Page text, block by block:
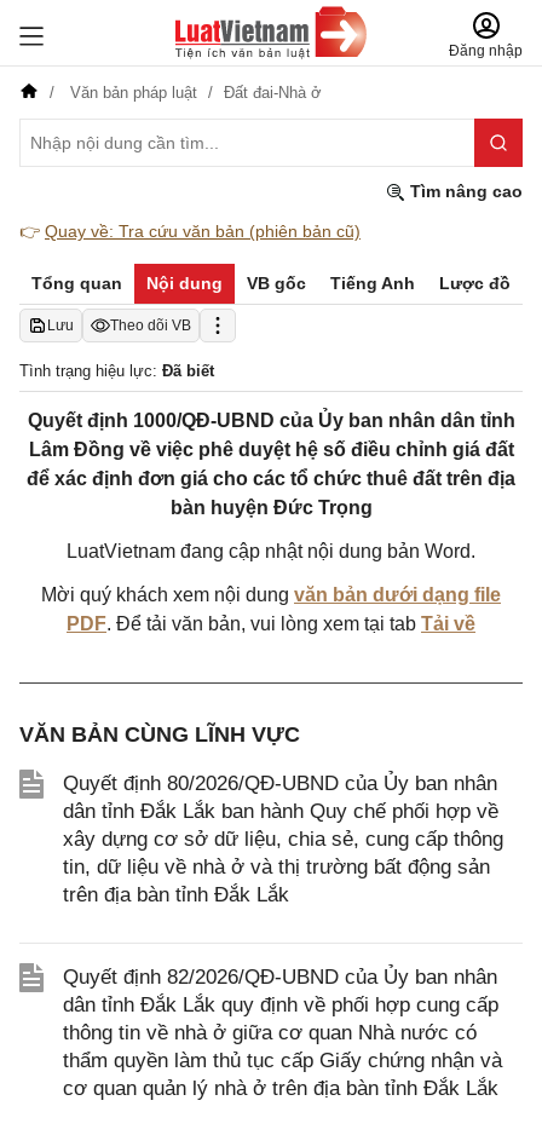
Đăng nhập
Văn bản pháp luật Đất đai-Nhà ở
Tìm nâng cao
👉 Quay về: Tra cứu văn bản (phiên bản cũ)
Tổng quan Nội dung VB gốc Tiếng Anh Lược đồ
Lưu Theo dõi VB
Tình trạng hiệu lực: Đã biết
Quyết định 1000/QĐ-UBND của Ủy ban nhân dân tỉnh
Lâm Đồng về việc phê duyệt hệ số điều chỉnh giá đất
để xác định đơn giá cho các tổ chức thuê đất trên địa
bàn huyện Đức Trọng
LuatVietnam đang cập nhật nội dung bản Word.
Mời quý khách xem nội dung văn bản dưới dạng file
PDF. Để tải văn bản, vui lòng xem tại tab Tải về
VĂN BẢN CÙNG LĨNH VỰC
Quyết định 80/2026/QĐ-UBND của Ủy ban nhân
dân tỉnh Đắk Lắk ban hành Quy chế phối hợp về
xây dựng cơ sở dữ liệu, chia sẻ, cung cấp thông
tin, dữ liệu về nhà ở và thị trường bất động sản
trên địa bàn tỉnh Đắk Lắk
Quyết định 82/2026/QĐ-UBND của Ủy ban nhân
dân tỉnh Đắk Lắk quy định về phối hợp cung cấp
thông tin về nhà ở giữa cơ quan Nhà nước có
thẩm quyền làm thủ tục cấp Giấy chứng nhận và
cơ quan quản lý nhà ở trên địa bàn tỉnh Đắk Lắk